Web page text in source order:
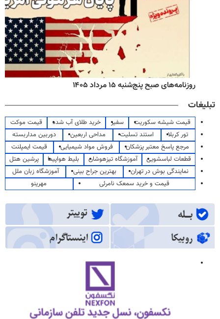
روزنامه‌های صبح پنج‌شنبه ۱۵ مرداد ۱۴۰۵
تبلیغات
قیمت شیشه سکوریت سفیر خرید طلای آب شده
قیمت موکت
تور کربلا
استند تسلیت مداحی اربعین
دوربین مداربسته
مرجع پاسخ معتبر پزشکان
فروش مواد شیمیایی
قیمت ایمپلنت
قطعات لباسشویی
آموزشگاه تیزهوشان بلیط هواپیما
پرشین هتل
نمایندگی بوش در تهران
بهترین جراح بینی
آموزشگاه زبان ملل
قیمت و خرید سمعک نامرئی
مهرینو